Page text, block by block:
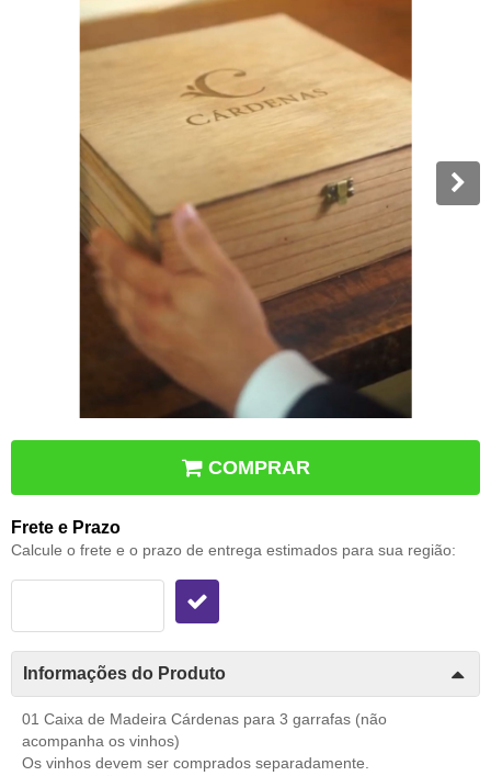
COMPRAR
Frete e Prazo
Calcule o frete e o prazo de entrega estimados para sua região:
Informações do Produto
01 Caixa de Madeira Cárdenas para 3 garrafas (não
acompanha os vinhos)
Os vinhos devem ser comprados separadamente.